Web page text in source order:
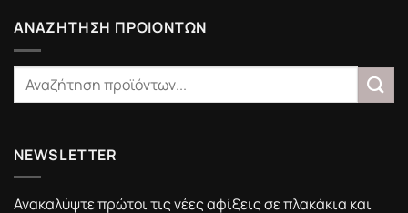
Portalistiles.gr
ΑΝΑΖΗΤΗΣΗ ΠΡΟΙΟΝΤΩΝ
NEWSLETTER
Ανακαλύψτε πρώτοι τις νέες αφίξεις σε πλακάκια και